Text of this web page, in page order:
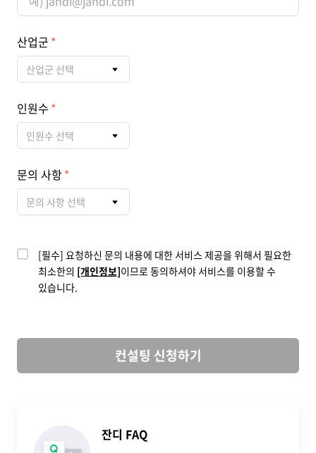
산업군
산업군 선택
인원수
인원수 선택
문의 사항
문의 사항 선택
[필수] 요청하신 문의 내용에 대한 서비스 제공을 위해서 필요한
최소한의 [개인정보]이므로 동의하셔야 서비스를 이용할 수
있습니다.
컨설팅 신청하기
잔디 FAQ